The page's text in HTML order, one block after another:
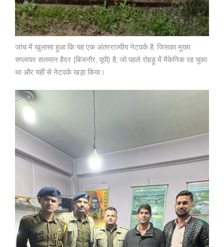
जांच में खुलासा हुआ कि यह एक अंतरराज्यीय नेटवर्क है, जिसका मुख्य
सप्लायर सलमान हैदर (बिजनौर, यूपी) है, जो पहले रोहड़ू में मैकेनिक रह चुका
था और यहीं से नेटवर्क खड़ा किया।